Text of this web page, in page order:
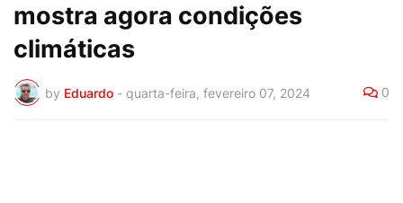
mostra agora condições
climáticas
by Eduardo - quarta-feira, fevereiro 07, 2024 0